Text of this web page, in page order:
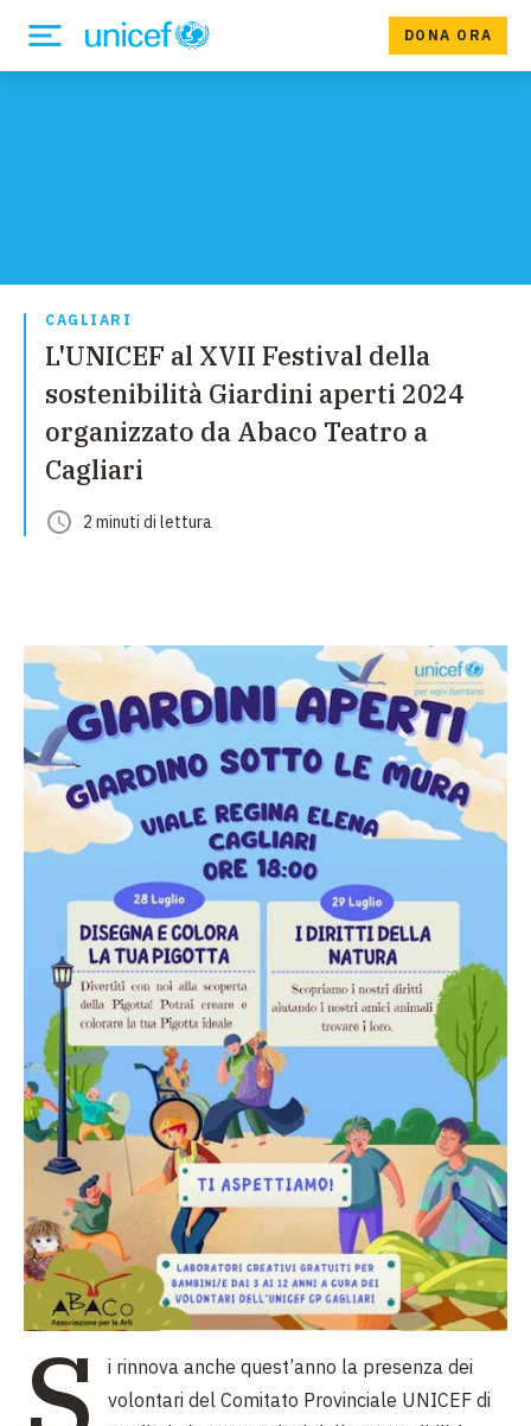
DONA ORA
CAGLIARI
L'UNICEF al XVII Festival della
sostenibilità Giardini aperti 2024
organizzato da Abaco Teatro a
Cagliari
2 minuti di lettura
i rinnova anche quest’anno la presenza dei
volontari del Comitato Provinciale UNICEF di